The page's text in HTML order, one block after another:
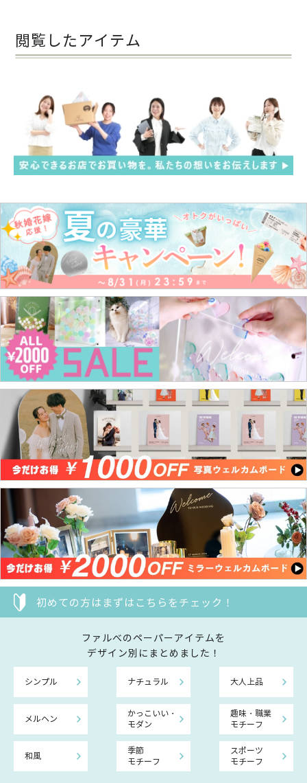
閲覧したアイテム
初めての方はまずはこちらをチェック！
ファルべのペーパーアイテムを
デザイン別にまとめました！
シンプル ナチュラル 大人上品
メルヘン
かっこいい・
モダン
趣味・職業
モチーフ
和風
季節
モチーフ
スポーツ
モチーフ